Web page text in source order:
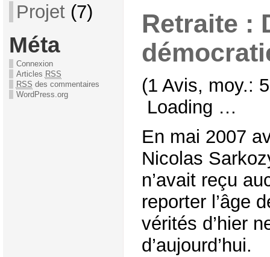
Projet(7)
Méta
Connexion
Articles RSS
RSS des commentaires
WordPress.org
Retraite :
(1 Avis, moy.:
Loading …
En mai 2007
Nicolas
n’avait reçu
reporter l’âge
vérités d’hier
d’aujourd’hui.